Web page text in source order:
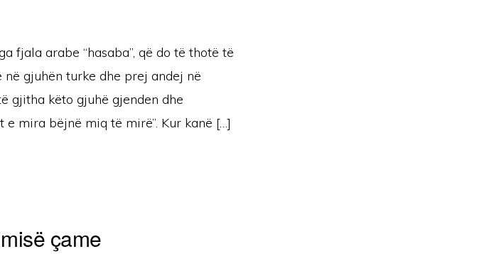
fjala arabe “hasaba”, që do të thotë të
gjuhën turke dhe prej andej në
gjitha këto gjuhë gjenden dhe
e mira bëjnë miq të mirë”. Kur kanë […]
çame